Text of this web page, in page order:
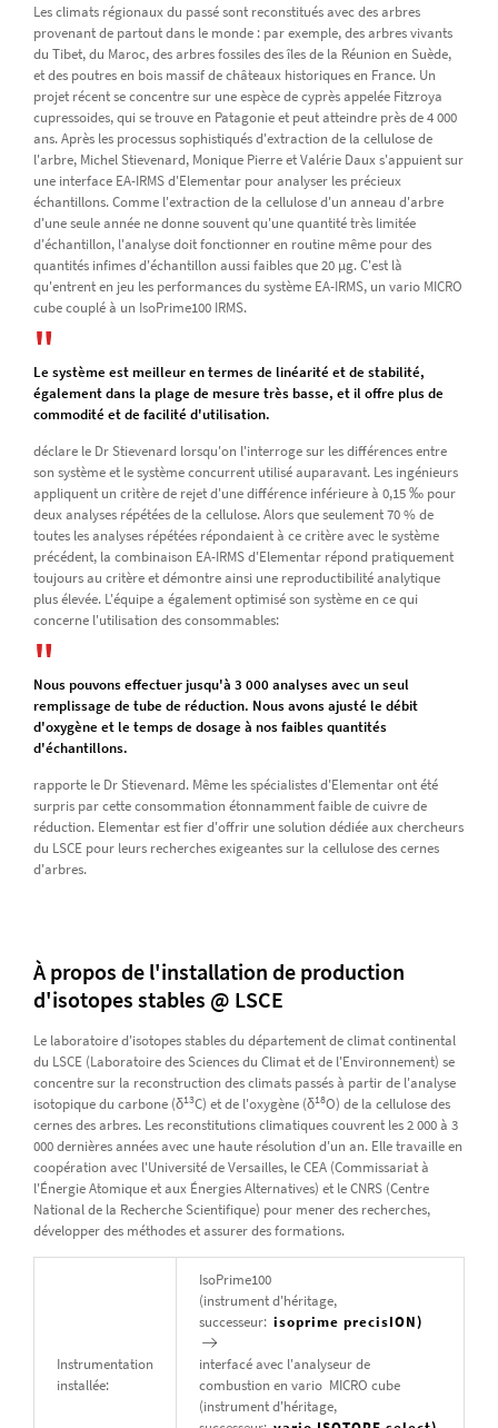
Les climats régionaux du passé sont reconstitués avec des arbres
provenant de partout dans le monde : par exemple, des arbres vivants
du Tibet, du Maroc, des arbres fossiles des îles de la Réunion en Suède,
et des poutres en bois massif de châteaux historiques en France. Un
projet récent se concentre sur une espèce de cyprès appelée Fitzroya
cupressoides, qui se trouve en Patagonie et peut atteindre près de 4 000
ans. Après les processus sophistiqués d'extraction de la cellulose de
l'arbre, Michel Stievenard, Monique Pierre et Valérie Daux s'appuient sur
une interface EA-IRMS d'Elementar pour analyser les précieux
échantillons. Comme l'extraction de la cellulose d'un anneau d'arbre
d'une seule année ne donne souvent qu'une quantité très limitée
d'échantillon, l'analyse doit fonctionner en routine même pour des
quantités infimes d'échantillon aussi faibles que 20 µg. C'est là
qu'entrent en jeu les performances du système EA-IRMS, un vario MICRO
cube couplé à un IsoPrime100 IRMS.
Le système est meilleur en termes de linéarité et de stabilité,
également dans la plage de mesure très basse, et il offre plus de
commodité et de facilité d'utilisation.
déclare le Dr Stievenard lorsqu'on l'interroge sur les différences entre
son système et le système concurrent utilisé auparavant. Les ingénieurs
appliquent un critère de rejet d'une différence inférieure à 0,15 ‰ pour
deux analyses répétées de la cellulose. Alors que seulement 70 % de
toutes les analyses répétées répondaient à ce critère avec le système
précédent, la combinaison EA-IRMS d'Elementar répond pratiquement
toujours au critère et démontre ainsi une reproductibilité analytique
plus élevée. L'équipe a également optimisé son système en ce qui
concerne l'utilisation des consommables:
Nous pouvons effectuer jusqu'à 3 000 analyses avec un seul
remplissage de tube de réduction. Nous avons ajusté le débit
d'oxygène et le temps de dosage à nos faibles quantités
d'échantillons.
rapporte le Dr Stievenard. Même les spécialistes d'Elementar ont été
surpris par cette consommation étonnamment faible de cuivre de
réduction. Elementar est fier d'offrir une solution dédiée aux chercheurs
du LSCE pour leurs recherches exigeantes sur la cellulose des cernes
d'arbres.
À propos de l'installation de production
d'isotopes stables @ LSCE
Le laboratoire d'isotopes stables du département de climat continental
du LSCE (Laboratoire des Sciences du Climat et de l'Environnement) se
concentre sur la reconstruction des climats passés à partir de l'analyse
isotopique du carbone (δ13C) et de l'oxygène (δ18O) de la cellulose des
cernes des arbres. Les reconstitutions climatiques couvrent les 2 000 à 3
000 dernières années avec une haute résolution d'un an. Elle travaille en
coopération avec l'Université de Versailles, le CEA (Commissariat à
l'Énergie Atomique et aux Énergies Alternatives) et le CNRS (Centre
National de la Recherche Scientifique) pour mener des recherches,
développer des méthodes et assurer des formations.
Instrumentation
installée:
IsoPrime100
(instrument d'héritage,
successeur: isoprime precisION)
interfacé avec l'analyseur de
combustion en vario MICRO cube
(instrument d'héritage,